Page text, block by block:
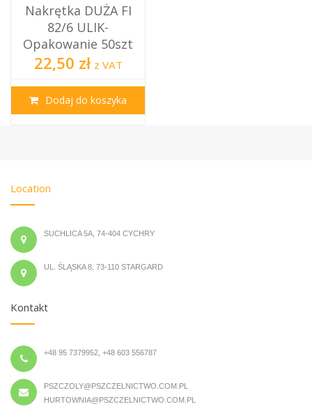
Nakrętka DUŻA FI
82/6 ULIK-
Opakowanie 50szt
22,50 zł z VAT
Dodaj do koszyka
Location
SUCHLICA 5A, 74-404 CYCHRY
UL. ŚLĄSKA 8, 73-110 STARGARD
Kontakt
+48 95 7379952, +48 603 556787
PSZCZOLY@PSZCZELNICTWO.COM.PL
HURTOWNIA@PSZCZELNICTWO.COM.PL